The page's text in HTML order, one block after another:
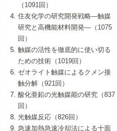
8号 若手研究者による触媒研究の未来展望
2：大学・研究所編
8号 イオン液体の応用
8号 多機能型リアクター
8号 超臨界流体を用いた化学プロセスの新
6号 第94回触媒討論会
7号 サブナノレベルでみた新しい表面現象
8号 オレフィン重合触媒の新たな展
5号 基礎化学品製造の触媒技術
6号 第92回触媒討論会
7号 基礎化学品製造の触媒技術
8号 資源の循環と触媒技術
4号 ナノ材料の調製と機能化
5号 こんな触媒が欲しい
6号 第90回触媒討論会
7号 触媒研究と学術雑誌/情報
8号 若い世代からみた触媒化学の現状と未
3号 生体触媒とバイオプロセス
4号 水素製造・利用の触媒化学
5号 触媒研究における新しい切り口：コン
ビナトリアルケミストリー
6号 第88回触媒討論会特集号
7号 企業における触媒研究のブレークスル
8号 この材料を触媒として使ってみません
2号 第85回触媒討論会
3号 反応ダイナミクス
5号 触媒のおもしろさをどのように伝える
6号 第86回触媒討論会
7号 水素化精製触媒の新しい展開
8号 新しい反応性と機能性を目指した金属
クラスタ-化学
1号 孔、穴、あな?-特異な空間とその利用-
2号 第83回触媒討論会
3号 均一系触媒反応最前線
4号 実用炭素材料の新展開
5号 研究の方法論を考える
7号 機能性金属材料と触媒
8号 触媒研究へのNMRの応用と展望
▼40巻（1998年）
進展と21世紀への提言/創立40周年記念・触
媒学会この10年の歩みとこれから/創立40周
2号 第81回触媒討論会
3号 計算機触媒化学へのさそい
4号 触媒劣化の制御と予測
5号 最新の実用プロセスと触媒
6号 第82回触媒討論会
1号 均一系と不均一系触媒反応-その特徴と
接点
2号 第79回触媒討論会
3号 最新NO除去触媒の実用化研究
4号 新しい反応場を目指した触媒調製
5号 反応・分離技術の新しい展開
6号 第80回触媒討論会
▼38巻（1996年）
1号 触媒の構造と触媒作用/C1化学を中心と
する21世紀への触媒
3号 オリンピックメダル:金・銀・銅はどん
な触媒作用を示すか
4号 触媒作用における機能の複合化
▼37巻（1995年）
1号 ファインケミカルズと固体触媒
2号 第75回触媒討論会
3号 希土類を利用した触媒
4号 触媒とリサイクル
5号 エネルギー変換触媒
▼36巻（1994年）
1号 電気化学と触媒
2号 第73回触媒討論会
3号 C4化学の展開
4号 《通常号》
▼35巻（1993年）
1号 工業触媒開発マニュアル―探索から工
業化まで
2号 第71回触媒討論会
▼34巻（1992年）
1号 インパクトを与えたこの研究
2号 第69回触媒討論会
▼33巻（1991年）
1号 触媒プロセス開発マニュアル―探索か
▼32巻（1990年）
（1091回）
住友化学の研究開発戦略―触媒
研究と高機能材料開発―（1075
回）
触媒の活性を徹底的に使い切る
ための技術（1019回）
ゼオライト触媒によるクメン接
触分解（921回）
酸化亜鉛の光触媒能の研究（837
回）
光触媒反応（826回）
急速加熱急速冷却法による十面